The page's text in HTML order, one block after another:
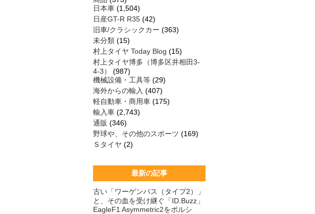
日本車 (1,504)
日産GT-R R35 (42)
旧車/クラシックカー (363)
未分類 (15)
村上タイヤ Today Blog (15)
村上タイヤ博多（博多区井相田3-
4-3）
(987)
機械設備・工具等 (29)
海外からの輸入 (407)
軽自動車・商用車 (175)
輸入車 (2,743)
通販 (346)
野球や、その他のスポーツ (169)
Ｓタイヤ (2)
最新の記事
古い「ワーゲンバス（タイプ2）」
と、その血を受け継ぐ「ID.Buzz」
EagleF1 Asymmetric2をポルシ